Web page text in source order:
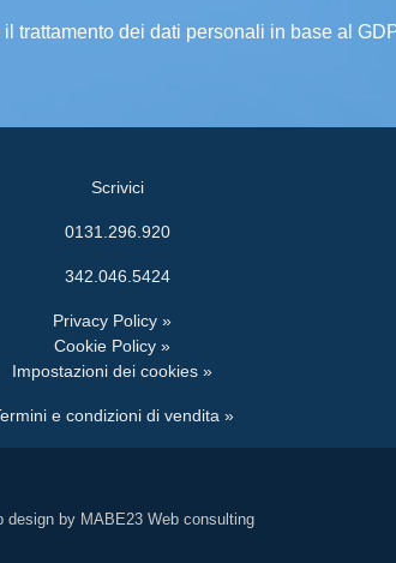
trattamento dei dati personali in base al
Scrivici
0131.296.920
342.046.5424
Privacy Policy »
Cookie Policy »
Impostazioni dei cookies »
e condizioni di vendita »
design by MABE23 Web consulting